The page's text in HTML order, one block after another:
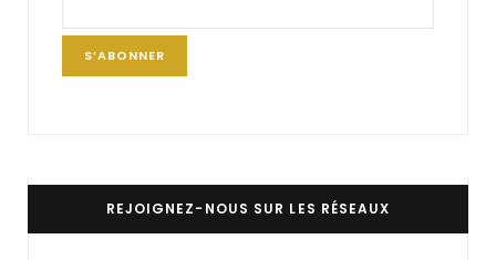
REJOIGNEZ-NOUS SUR LES RÉSEAUX